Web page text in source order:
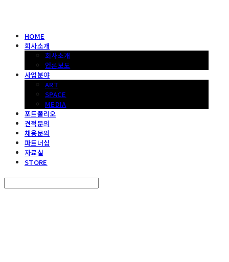
HOME
회사소개
회사소개
언론보도
사업분야
ART
SPACE
MEDIA
포트폴리오
견적문의
채용문의
파트너십
자료실
STORE